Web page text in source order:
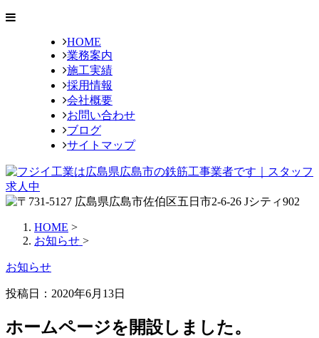
HOME
業務案内
施工実績
採用情報
会社概要
お問い合わせ
ブログ
サイトマップ
HOME >
お知らせ >
お知らせ
投稿日： 2020年6月13日
ホームページを開設しました。